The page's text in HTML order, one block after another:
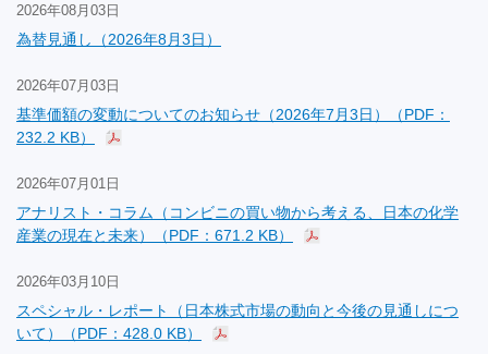
2026年08月03日
為替見通し（2026年8月3日）
2026年07月03日
基準価額の変動についてのお知らせ（2026年7月3日）（PDF：
232.2 KB）
2026年07月01日
アナリスト・コラム（コンビニの買い物から考える、日本の化学
産業の現在と未来）（PDF：671.2 KB）
2026年03月10日
スペシャル・レポート（日本株式市場の動向と今後の見通しにつ
いて）（PDF：428.0 KB）